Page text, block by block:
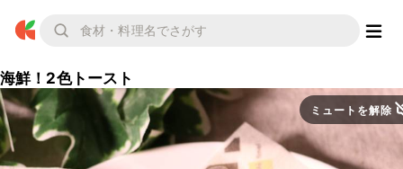
海鮮！2色トースト
ミュートを解除